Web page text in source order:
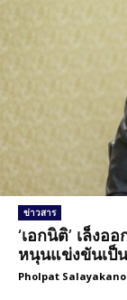
ข่าวสาร
‘เอกนิติ’ เล็ง
หนุนแข่งขันเป็
Pholpat